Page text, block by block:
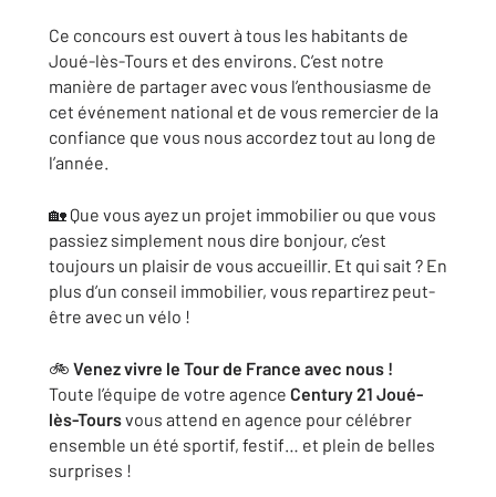
Ce concours est ouvert à tous les habitants de
Joué-lès-Tours et des environs. C’est notre
manière de partager avec vous l’enthousiasme de
cet événement national et de vous remercier de la
confiance que vous nous accordez tout au long de
l’année.
🏡 Que vous ayez un projet immobilier ou que vous
passiez simplement nous dire bonjour, c’est
toujours un plaisir de vous accueillir. Et qui sait ? En
plus d’un conseil immobilier, vous repartirez peut-
être avec un vélo !
🚲 Venez vivre le Tour de France avec nous !
Toute l’équipe de votre agence Century 21 Joué-
lès-Toursvous attend en agence pour célébrer
ensemble un été sportif, festif… et plein de belles
surprises !